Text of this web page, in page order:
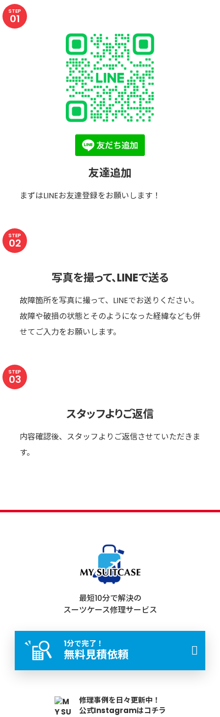
STEP
01
友達追加
まずはLINEお友達登録をお願いします！
STEP
02
写真を撮って、LINEで送る
故障箇所を写真に撮って、LINEでお送りください。
故障や破損の状態とそのようになった経緯なども併
せてご入力をお願いします。
STEP
03
スタッフよりご返信
内容確認後、スタッフよりご返信させていただきま
す。
最短10分で解決の
スーツケース修理サービス
1分で完了！
無料見積依頼
修理事例を日々更新中！
公式Instagramはコチラ